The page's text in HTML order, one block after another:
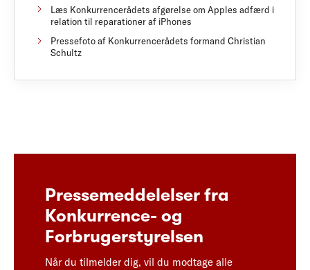
Læs Konkurrencerådets afgørelse om Apples adfærd i
relation til reparationer af iPhones
Pressefoto af Konkurrencerådets formand Christian
Schultz
Pressemeddelelser fra
Konkurrence- og
Forbrugerstyrelsen
Når du tilmelder dig, vil du modtage alle